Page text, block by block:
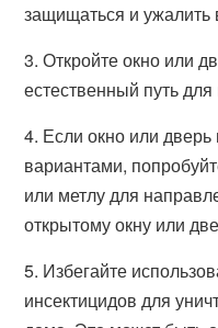
защищаться и ужалить
3. Откройте окно или
естественный путь
4. Если окно или
вариантами,
или метлу для
открытому окну или
5. Избегайте
инсектицидов для